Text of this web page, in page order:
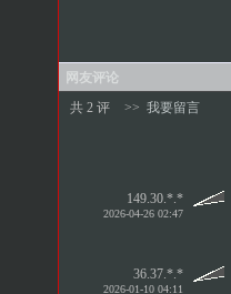
网友评论
共 2 评
>> 我要留言
149.30.*.*
2026-04-26 02:47
36.37.*.*
2026-01-10 04:11